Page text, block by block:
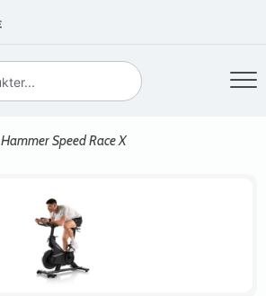
Hammer Speed Race X